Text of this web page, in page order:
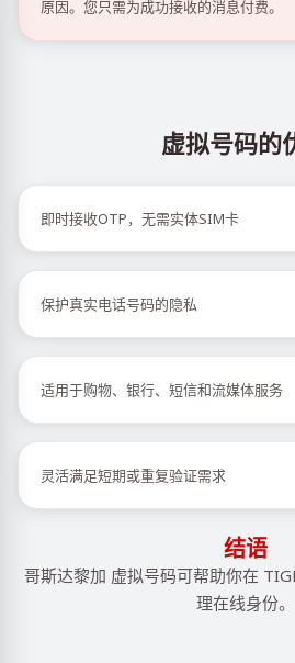
原因。您只需为成功接收的消息付费。
虚拟号码的
即时接收OTP，无需实体SIM卡
保护真实电话号码的隐私
适用于购物、银行、短信和流媒体服务
灵活满足短期或重复验证需求
结语
哥斯达黎加 虚拟号码可帮助你在
理在线身份。